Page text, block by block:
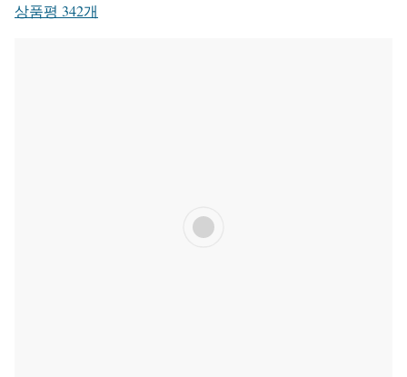
상품평 342개